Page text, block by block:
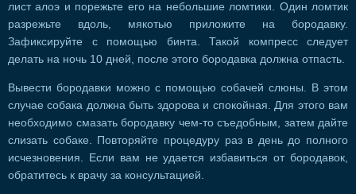
лист алоэ и порежьте его на небольшие ломтики. Один ломтик
разрежьте вдоль, мякотью приложите на бородавку.
Зафиксируйте с помощью бинта. Такой компресс следует
делать на ночь 10 дней, после этого бородавка должна отпасть.
Вывести бородавки можно с помощью собачей слюны. В этом
случае собака должна быть здорова и спокойная. Для этого вам
необходимо смазать бородавку чем-то съедобным, затем дайте
слизать собаке. Повторяйте процедуру раз в день до полного
исчезновения. Если вам не удается избавиться от бородавок,
обратитесь к врачу за консультацией.